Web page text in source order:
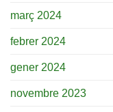
març 2024
febrer 2024
gener 2024
novembre 2023